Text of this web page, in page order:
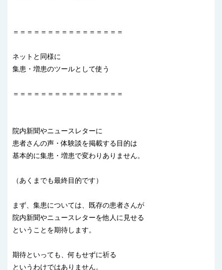
＝＝＝＝＝＝＝＝＝＝＝＝＝＝＝＝
ネットと同様に
集患・増患のツールとして使う
＝＝＝＝＝＝＝＝＝＝＝＝＝＝＝＝
院内新聞やニュースレターに
患者さんの声・体験談を掲載する目的は
基本的に集患・増患で変わりありません。
（あくまでも最終目的です）
まず、集患については、既存の患者さんが
院内新聞やニュースレターを他人に見せる
ということを期待します。
期待といっても、何もせずに祈る
というわけではありません。